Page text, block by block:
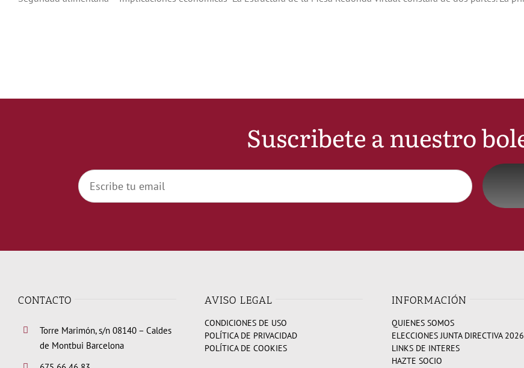
Suscribete a nuestro
CONTACTO
Torre Marimón, s/n 08140 – Caldes
de Montbui Barcelona
AVISO LEGAL
CONDICIONES DE USO
POLÍTICA DE PRIVACIDAD
POLÍTICA DE COOKIES
INFORMACIÓN
QUIENES SOMOS
ELECCIONES JUNTA DIRECTIVA 2026
LINKS DE INTERES
HAZTE SOCIO